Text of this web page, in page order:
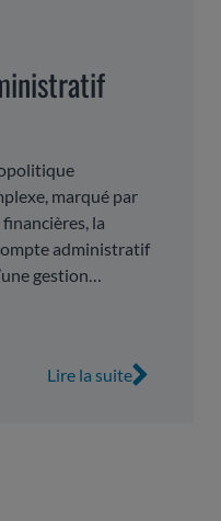
marqué par
la
administratif
gestion
des Finances 2025
dépenses de
Lire la suite